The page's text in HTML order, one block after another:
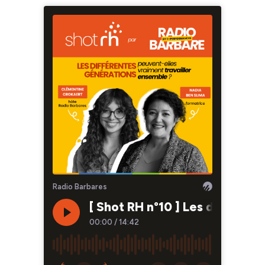
Radio Barbares
[ Shot RH n°10 ] Les
00:00 / 14:42